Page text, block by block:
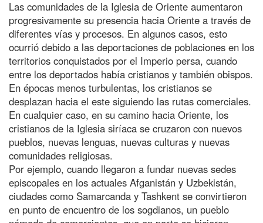
Las comunidades de la Iglesia de Oriente aumentaron
progresivamente su presencia hacia Oriente a través de
diferentes vías y procesos. En algunos casos, esto
ocurrió debido a las deportaciones de poblaciones en los
territorios conquistados por el Imperio persa, cuando
entre los deportados había cristianos y también obispos.
En épocas menos turbulentas, los cristianos se
desplazan hacia el este siguiendo las rutas comerciales.
En cualquier caso, en su camino hacia Oriente, los
cristianos de la Iglesia siríaca se cruzaron con nuevos
pueblos, nuevas lenguas, nuevas culturas y nuevas
comunidades religiosas.
Por ejemplo, cuando llegaron a fundar nuevas sedes
episcopales en los actuales Afganistán y Uzbekistán,
ciudades como Samarcanda y Tashkent se convirtieron
en punto de encuentro de los sogdianos, un pueblo